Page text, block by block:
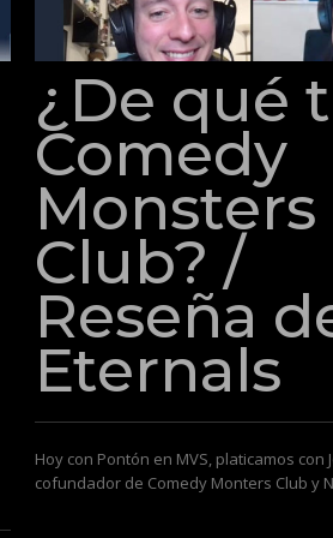
¿De qué
Comedy
Monsters
Club? /
Reseña
Eternals
Hoy con Pontón en MVS, platicamos con
cofundador de Comedy Monters Club y